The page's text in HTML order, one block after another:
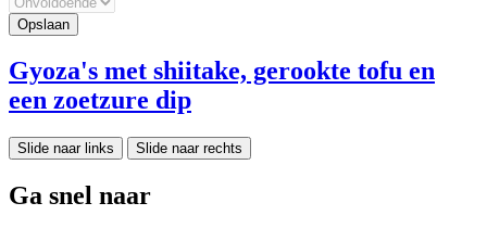
Gyoza's met shiitake, gerookte tofu en
een zoetzure dip
Slide naar links Slide naar rechts
Ga snel naar